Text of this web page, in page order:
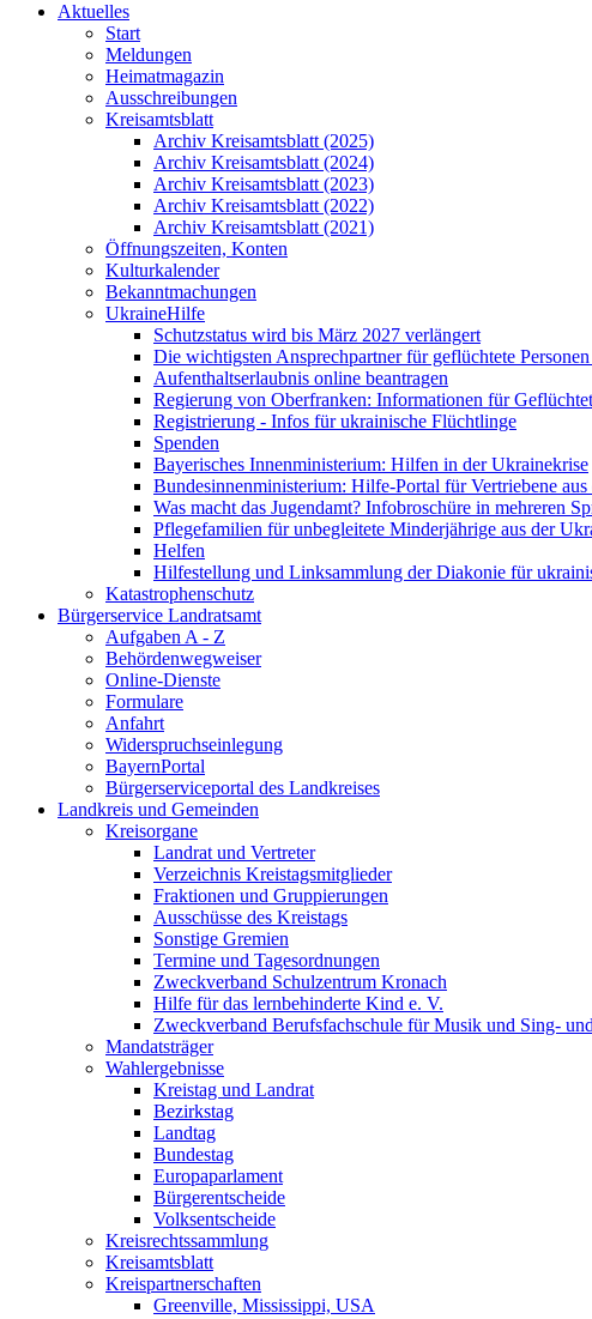
Aktuelles
Start
Meldungen
Heimatmagazin
Ausschreibungen
Kreisamtsblatt
Archiv Kreisamtsblatt (2025)
Archiv Kreisamtsblatt (2024)
Archiv Kreisamtsblatt (2023)
Archiv Kreisamtsblatt (2022)
Archiv Kreisamtsblatt (2021)
Öffnungszeiten, Konten
Kulturkalender
Bekanntmachungen
UkraineHilfe
Schutzstatus wird bis März 2027 verlängert
Die wichtigsten Ansprechpartner für geflüchtete
Aufenthaltserlaubnis online beantragen
Regierung von Oberfranken: Informationen für
Registrierung - Infos für ukrainische Flüchtlinge
Spenden
Bayerisches Innenministerium: Hilfen in der Ukrainekrise
Bundesinnenministerium: Hilfe-Portal für Vertriebene aus
Was macht das Jugendamt? Infobroschüre in mehreren
Pflegefamilien für unbegleitete Minderjährige aus der
Helfen
Hilfestellung und Linksammlung der Diakonie für
Katastrophenschutz
Bürgerservice Landratsamt
Aufgaben A - Z
Behördenwegweiser
Online-Dienste
Formulare
Anfahrt
Widerspruchseinlegung
BayernPortal
Bürgerserviceportal des Landkreises
Landkreis und Gemeinden
Kreisorgane
Landrat und Vertreter
Verzeichnis Kreistagsmitglieder
Fraktionen und Gruppierungen
Ausschüsse des Kreistags
Sonstige Gremien
Termine und Tagesordnungen
Zweckverband Schulzentrum Kronach
Hilfe für das lernbehinderte Kind e. V.
Zweckverband Berufsfachschule für Musik und Sing-
Mandatsträger
Wahlergebnisse
Kreistag und Landrat
Bezirkstag
Landtag
Bundestag
Europaparlament
Bürgerentscheide
Volksentscheide
Kreisrechtssammlung
Kreisamtsblatt
Kreispartnerschaften
Greenville, Mississippi, USA